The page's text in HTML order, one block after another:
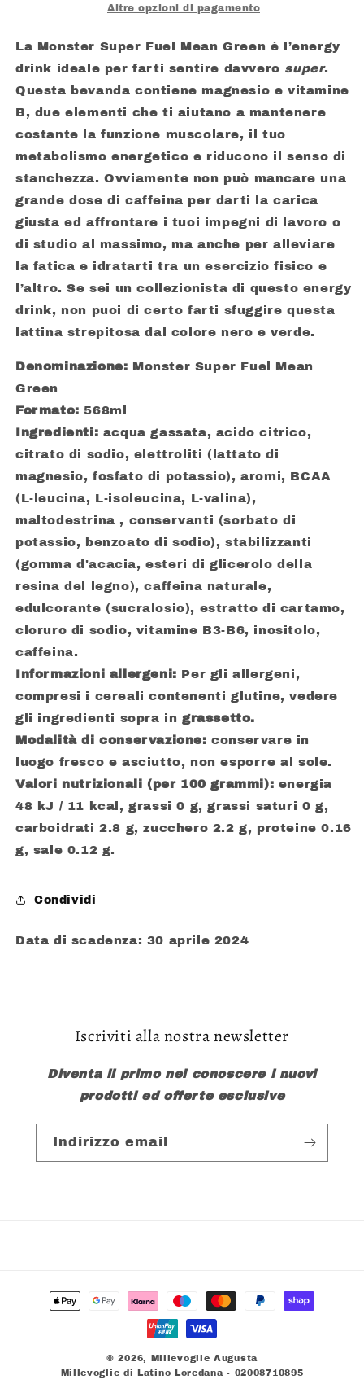
Altre opzioni di pagamento
La Monster Super Fuel Mean Green è l’energy
drink ideale per farti sentire davvero super.
Questa bevanda contiene magnesio e vitamine
B, due elementi che ti aiutano a mantenere
costante la funzione muscolare, il tuo
metabolismo energetico e riducono il senso di
stanchezza. Ovviamente non può mancare una
grande dose di caffeina per darti la carica
giusta ed affrontare i tuoi impegni di lavoro o
di studio al massimo, ma anche per alleviare
la fatica e idratarti tra un esercizio fisico e
l’altro. Se sei un collezionista di questo energy
drink, non puoi di certo farti sfuggire questa
lattina strepitosa dal colore nero e verde.
Denominazione: Monster Super Fuel Mean
Green
Formato: 568ml
Ingredienti: acqua gassata, acido citrico,
citrato di sodio, elettroliti (lattato di
magnesio, fosfato di potassio), aromi, BCAA
(L-leucina, L-isoleucina, L-valina),
maltodestrina , conservanti (sorbato di
potassio, benzoato di sodio), stabilizzanti
(gomma d'acacia, esteri di glicerolo della
resina del legno), caffeina naturale,
edulcorante (sucralosio), estratto di cartamo,
cloruro di sodio, vitamine B3-B6, inositolo,
caffeina.
Informazioni allergeni: Per gli allergeni,
compresi i cereali contenenti glutine, vedere
gli ingredienti sopra ingrassetto.
Modalità di conservazione:conservare in
luogo fresco e asciutto, non esporre al sole.
Valori nutrizionali (per 100 grammi): energia
48 kJ / 11 kcal, grassi 0 g, grassi saturi 0 g,
carboidrati 2.8 g, zucchero 2.2 g, proteine 0.16
g, sale 0.12 g.
Condividi
Data di scadenza: 30 aprile 2024
Iscriviti alla nostra newsletter
Diventa il primo nel conoscere i nuovi
prodotti ed offerte esclusive
Indirizzo email
Metodi
© 2026, Millevoglie Augusta
Millevoglie di Latino Loredana - 02008710895